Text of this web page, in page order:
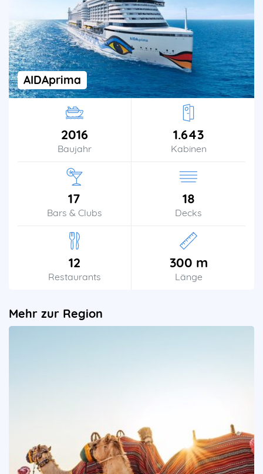
AIDAprima
2016
Baujahr
1.643
Kabinen
17
Bars & Clubs
18
Decks
12
Restaurants
300 m
Länge
Mehr zur Region